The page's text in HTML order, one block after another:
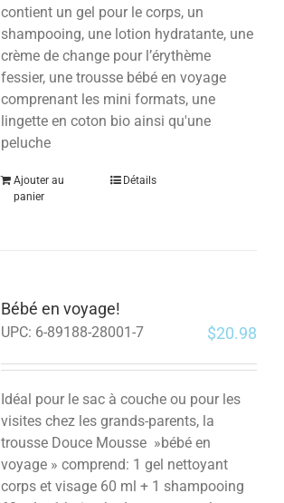
contient un gel pour le corps, un
shampooing, une lotion hydratante, une
crème de change pour l’érythème
fessier, une trousse bébé en voyage
comprenant les mini formats, une
lingette en coton bio ainsi qu'une
peluche
Ajouter au
panier
Détails
Bébé en voyage!
UPC: 6-89188-28001-7 $20.98
Idéal pour le sac à couche ou pour les
visites chez les grands-parents, la
trousse Douce Mousse »bébé en
voyage » comprend: 1 gel nettoyant
corps et visage 60 ml + 1 shampooing